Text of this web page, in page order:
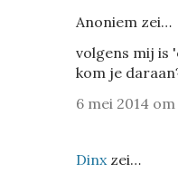
Anoniem zei…
volgens mij is
kom je
6 mei 2014 om
Dinxzei…